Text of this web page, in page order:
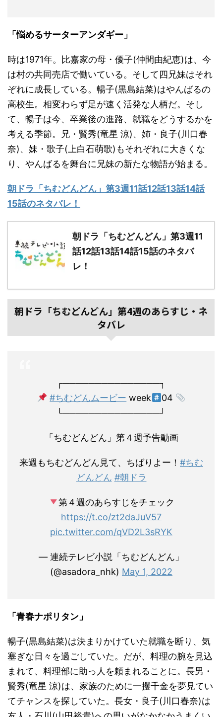
「悩めるサーターアンダギー」
時は1971年。比嘉家の母・優子(仲間由紀恵)は、今
は村の共同売店で働いている。そして四兄妹はそれ
ぞれに成長している。暢子(黒島結菜)はやんばるの
高校生。相変わらず足が速く活発な人柄だ。そし
て、暢子は今、卒業後の進路、就職をどうするかを
考える季節。兄・賢秀(竜星 涼)、姉・良子(川口春
奈)、妹・歌子(上白石萌歌)もそれぞれに大きくな
り、やんばるを舞台に兄妹の新たな物語が始まる。
朝ドラ「ちむどんどん」第3週11話12話13話14話
15話のネタバレ！
朝ドラ「ちむどんどん」第3週11
話12話13話14話15話のネタバ
レ！
朝ドラ「ちむどんどん」第4週のあらすじ・ネ
タバレ
┌───────────────┐
#ちむどんムービー week
04
└───────────────┘
「ちむどんどん」第４週予告動画
来週もちむどんどん見て、ちばりよー！ #ちむ
どんどん #朝ドラ
第４週のあらすじをチェック
https://t.co/zt2daJuV57
pic.twitter.com/qVD2L3sRYK
— 連続テレビ小説「ちむどんどん」
(@asadora_nhk) May 1, 2022
「青春ナポリタン」
暢子(黒島結菜)は決まりかけていた就職を断り、気
塞ぎな日々を過ごしていた。だが、料理の腕を見込
まれて、料理部に助っ人を頼まれることに。長男・
賢秀(竜星 涼)は、家族のために一攫千金を夢見てい
てチャンスを探していた。長女・良子(川口春奈)は